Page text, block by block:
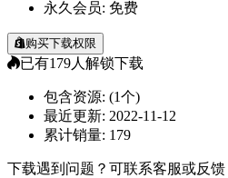
永久会员: 免费
购买下载权限
已有179人解锁下载
包含资源: (1个)
最近更新: 2022-11-12
累计销量: 179
下载遇到问题？可联系客服或反馈